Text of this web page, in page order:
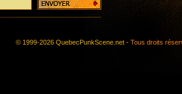
© 1999-2026 QuebecPunkScene.net - Tous droits